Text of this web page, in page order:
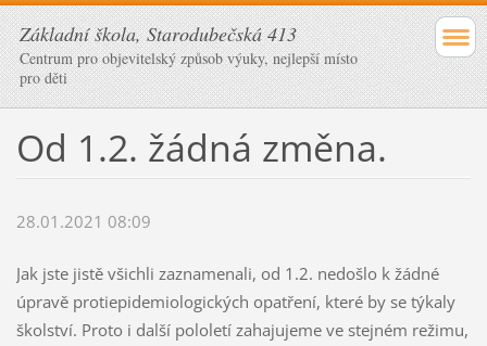
Základní škola, Starodubečská 413
Centrum pro objevitelský způsob výuky, nejlepší místo
pro děti
Od 1.2. žádná změna.
28.01.2021 08:09
Jak jste jistě všichli zaznamenali, od 1.2. nedošlo k žádné
úpravě protiepidemiologických opatření, které by se týkaly
školství. Proto i další pololetí zahajujeme ve stejném režimu,